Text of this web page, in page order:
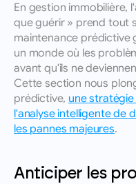
En gestion immobilière,
que guérir » prend tout
maintenance prédictive
un monde où les
avant qu'ils ne
Cette section nous
prédictive, une
l'analyse intelligente de
les pannes majeures.
Anticiper les